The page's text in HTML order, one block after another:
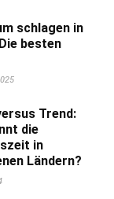
schlagen in
besten
Trend:
die
in
Ländern?